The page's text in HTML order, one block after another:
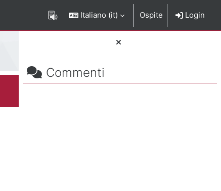
Italiano ‎(it)‎ Ospite Login
Blocchi
Salta Commenti
Commenti
del corso